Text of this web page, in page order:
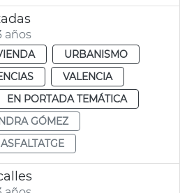
años
URBANISMO
VALENCIA
EN PORTADA TEMÁTICA
GÓMEZ
ASFALTATGE